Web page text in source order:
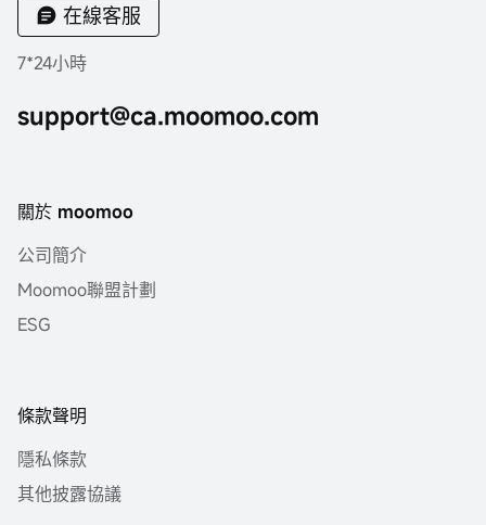
在線客服
7*24小時
support@ca.moomoo.com
關於 moomoo
公司簡介
Moomoo聯盟計劃
ESG
條款聲明
隱私條款
其他披露協議